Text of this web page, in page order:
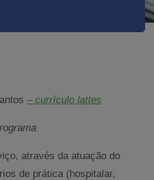
– currículo lattes
através da atuação do
de prática (hospitalar,